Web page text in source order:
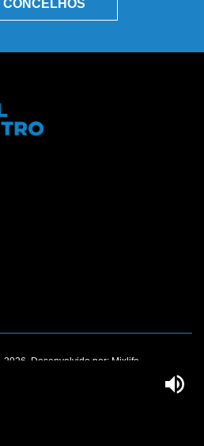
CONCELHOS
2026. Desenvolvido por: Mixlife